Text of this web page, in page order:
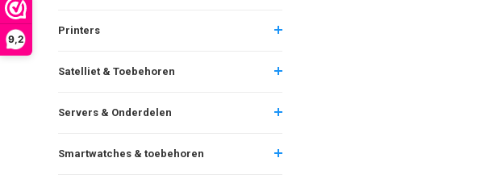
9,2
Printers
Satelliet & Toebehoren
Servers & Onderdelen
Smartwatches & toebehoren